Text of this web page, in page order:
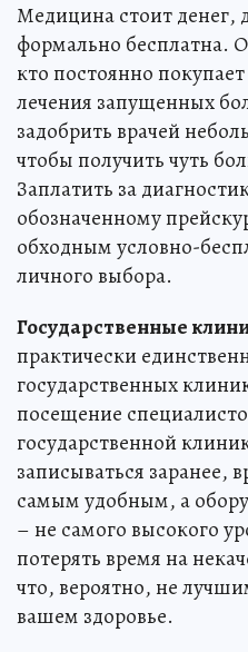
Медицина стоит денег,
формально бесплатна.
кто постоянно
лечения запущенных
задобрить врачей
чтобы получить чуть
Заплатить за
обозначенному
обходным условно-
личного выбора.
Государственные
практически
государственных
посещение
государственной
записываться заранее,
самым удобным, а
– не самого высокого
потерять время на
что, вероятно, не
вашем здоровье.